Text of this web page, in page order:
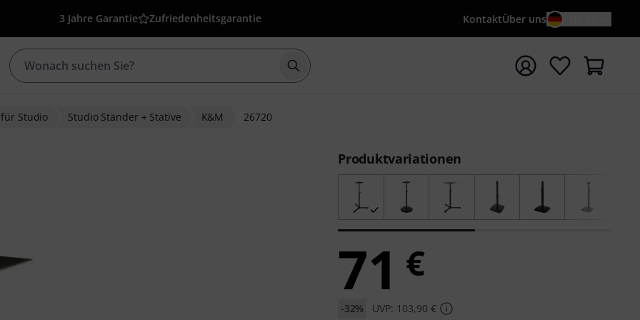
3 Jahre Garantie Zufriedenheitsgarantie KontaktÜber uns
Suche mit Suchwort {searchTerm} starten
Studio Studio Ständer + Stative K&M 26720
Produktvariationen
71 €
-32% UVP: 103,90 €